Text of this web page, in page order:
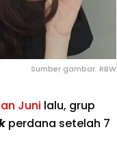
Sumber gambar: RBW
Juni lalu, grup
perdana setelah 7